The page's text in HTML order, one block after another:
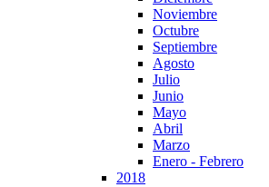
Noviembre
Octubre
Septiembre
Agosto
Julio
Junio
Mayo
Abril
Marzo
Enero - Febrero
2018